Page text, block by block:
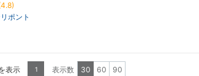
ポント
表示 1 表示数 30 60 90